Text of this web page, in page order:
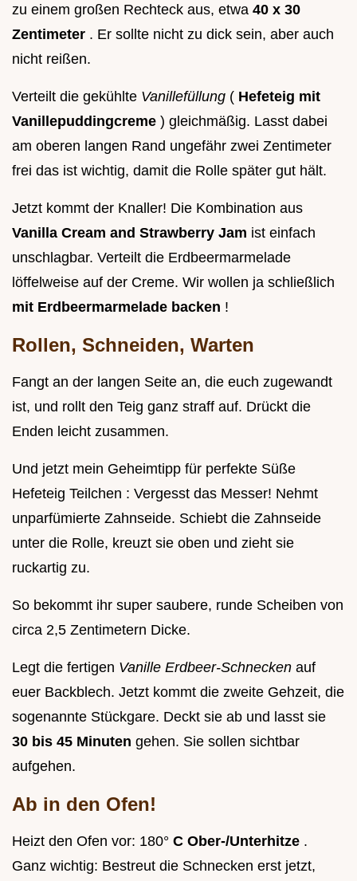
zu einem großen Rechteck aus, etwa 40 x 30
Zentimeter . Er sollte nicht zu dick sein, aber auch
nicht reißen.
Verteilt die gekühlte Vanillefüllung ( Hefeteig mit
Vanillepuddingcreme ) gleichmäßig. Lasst dabei
am oberen langen Rand ungefähr zwei Zentimeter
frei das ist wichtig, damit die Rolle später gut hält.
Jetzt kommt der Knaller! Die Kombination aus
Vanilla Cream and Strawberry Jam ist einfach
unschlagbar. Verteilt die Erdbeermarmelade
löffelweise auf der Creme. Wir wollen ja schließlich
mit Erdbeermarmelade backen !
Rollen, Schneiden, Warten
Fangt an der langen Seite an, die euch zugewandt
ist, und rollt den Teig ganz straff auf. Drückt die
Enden leicht zusammen.
Und jetzt mein Geheimtipp für perfekte Süße
Hefeteig Teilchen : Vergesst das Messer! Nehmt
unparfümierte Zahnseide. Schiebt die Zahnseide
unter die Rolle, kreuzt sie oben und zieht sie
ruckartig zu.
So bekommt ihr super saubere, runde Scheiben von
circa 2,5 Zentimetern Dicke.
Legt die fertigen Vanille Erdbeer-Schnecken auf
euer Backblech. Jetzt kommt die zweite Gehzeit, die
sogenannte Stückgare. Deckt sie ab und lasst sie
30 bis 45 Minuten gehen. Sie sollen sichtbar
aufgehen.
Ab in den Ofen!
Heizt den Ofen vor: 180° C Ober-/Unterhitze .
Ganz wichtig: Bestreut die Schnecken erst jetzt,